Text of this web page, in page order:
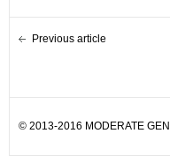
Previous article
© 2013-2016 MODERATE